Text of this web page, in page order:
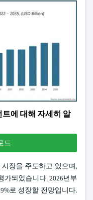
에 대해 자세히 알
드
장을 주도하고 있으며,
가되었습니다. 2026년부
로 성장할 전망입니다.